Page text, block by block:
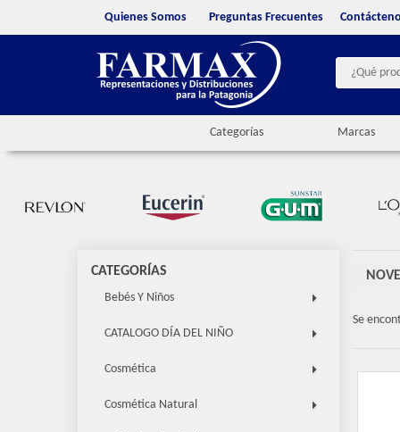
Quienes Somos Preguntas Frecuentes
Categorías Marcas
CATEGORÍAS
Bebés Y Niños
CATALOGO DÍA DEL NIÑO
Cosmética
Cosmética Natural
Se